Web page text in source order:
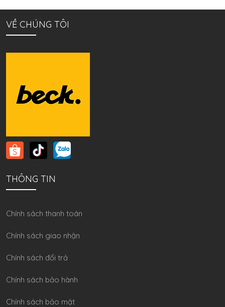
VỀ CHÚNG TÔI
THÔNG TIN
Chính sách thanh toán
Chính sách giao nhận
Chính sách đổi trả
Chính sách bảo hành
Chính sách bảo mật